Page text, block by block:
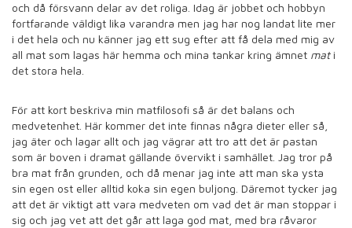
och då försvann delar av det roliga. Idag är jobbet och hobbyn
fortfarande väldigt lika varandra men jag har nog landat lite mer
i det hela och nu känner jag ett sug efter att få dela med mig av
all mat som lagas här hemma och mina tankar kring ämnet mati
det stora hela.
För att kort beskriva min matfilosofi så är det balans och
medvetenhet. Här kommer det inte finnas några dieter eller så,
jag äter och lagar allt och jag vägrar att tro att det är pastan
som är boven i dramat gällande övervikt i samhället. Jag tror på
bra mat från grunden, och då menar jag inte att man ska ysta
sin egen ost eller alltid koka sin egen buljong. Däremot tycker jag
att det är viktigt att vara medveten om vad det är man stoppar i
sig och jag vet att det går att laga god mat, med bra råvaror